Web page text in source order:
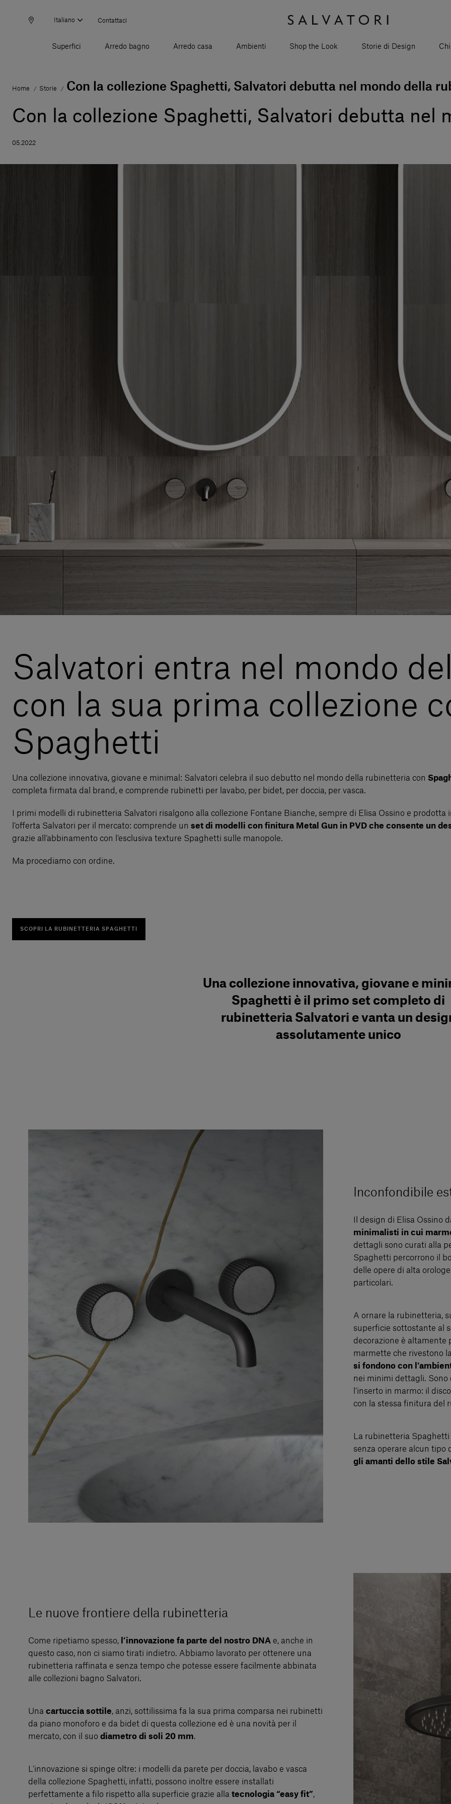
Italiano Contattaci
Superfici Arredo bagno Arredo casa Ambienti Shop the Look Storie di Design
Home / Storie / Con la collezione Spaghetti, Salvatori debutta nel mondo della
Con la collezione Spaghetti, Salvatori debutta nel
05.2022
Una collezione innovativa, giovane e
Spaghetti è il primo set completo di
rubinetteria Salvatori e vanta un
assolutamente unico
Salvatori entra nel mondo
con la sua prima collezione
Spaghetti
Una collezione innovativa, giovane e minimal: Salvatori celebra il suo debutto nel mondo della rubinetteria con
completa firmata dal brand, e comprende rubinetti per lavabo, per bidet, per doccia, per vasca.
I primi modelli di rubinetteria Salvatori risalgono alla collezione Fontane Bianche, sempre di Elisa Ossino e
l’offerta Salvatori per il mercato: comprende un set di modelli con finitura Metal Gun in PVD che consente un
grazie all’abbinamento con l’esclusiva texture Spaghetti sulle manopole.
Ma procediamo con ordine.
SCOPRI LA RUBINETTERIA SPAGHETTI
Inconfondibile
Il design di Elisa Ossino
minimalisti in cui
dettagli sono curati alla
Spaghetti percorrono il
delle opere di alta
particolari.
A ornare la rubinetteria,
superficie sottostante al
decorazione è altamente
marmette che rivestono
si fondono con
nei minimi dettagli. Sono
l’inserto in marmo: il
con la stessa finitura del
La rubinetteria
senza operare alcun tipo
gli amanti dello stile
Le nuove frontiere della rubinetteria
Come ripetiamo spesso, l’innovazione fa parte del nostro DNA e, anche in
questo caso, non ci siamo tirati indietro. Abbiamo lavorato per ottenere una
rubinetteria raffinata e senza tempo che potesse essere facilmente abbinata
alle collezioni bagno Salvatori.
Una cartuccia sottile, anzi, sottilissima fa la sua prima comparsa nei rubinetti
da piano monoforo e da bidet di questa collezione ed è una novità per il
mercato, con il suo diametro di soli 20 mm.
L’innovazione si spinge oltre: i modelli da parete per doccia, lavabo e vasca
della collezione Spaghetti, infatti, possono inoltre essere installati
perfettamente a filo rispetto alla superficie grazie alla tecnologia “easy fit”,